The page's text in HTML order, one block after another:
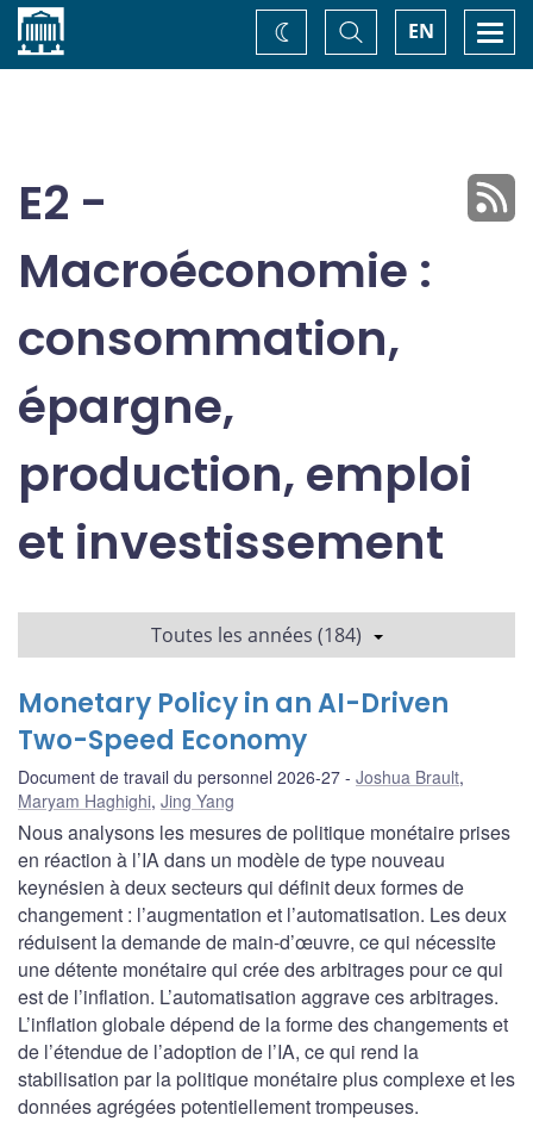
Accueil EN
Basculer
la
recherche
Changez
de
E2 -
Macroéconomie :
consommation,
épargne,
production, emploi
et investissement
Toutes les années (184)
Monetary Policy in an AI-Driven
Two-Speed Economy
Document de travail du personnel 2026-27 Joshua Brault,
Maryam Haghighi, Jing Yang
Nous analysons les mesures de politique monétaire prises
en réaction à l’IA dans un modèle de type nouveau
keynésien à deux secteurs qui définit deux formes de
changement : l’augmentation et l’automatisation. Les deux
réduisent la demande de main-d’œuvre, ce qui nécessite
une détente monétaire qui crée des arbitrages pour ce qui
est de l’inflation. L’automatisation aggrave ces arbitrages.
L’inflation globale dépend de la forme des changements et
de l’étendue de l’adoption de l’IA, ce qui rend la
stabilisation par la politique monétaire plus complexe et les
données agrégées potentiellement trompeuses.